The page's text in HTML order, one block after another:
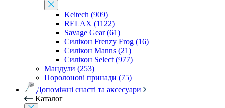
Keitech (909)
RELAX (1122)
Savage Gear (61)
Силікон Frenzy Frog (16)
Силікон Manns (21)
Силікон Select (977)
Мандули (253)
Поролонові принади (75)
Допоміжні снасті та аксесуари
Каталог